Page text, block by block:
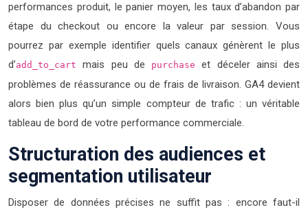
performances produit, le panier moyen, les taux d’abandon par
étape du checkout ou encore la valeur par session. Vous
pourrez par exemple identifier quels canaux génèrent le plus
d’add_to_cart mais peu de purchase
et déceler ainsi des
problèmes de réassurance ou de frais de livraison. GA4 devient
alors bien plus qu’un simple compteur de trafic : un véritable
tableau de bord de votre performance commerciale.
Structuration des audiences et
segmentation utilisateur
Disposer de données précises ne suffit pas : encore faut-il